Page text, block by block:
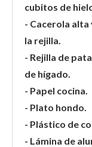
cubitos de
- Cacerola alta
la rejilla.
- Rejilla de
de hígado.
- Papel cocina.
- Plato hondo.
- Plástico de
- Lámina de